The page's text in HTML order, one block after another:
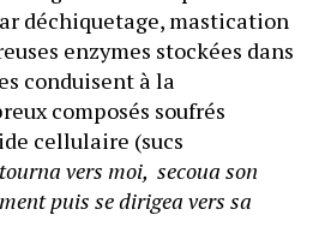
déchiquetage, mastication
enzymes stockées dans
conduisent à la
composés soufrés
cellulaire (sucs
vers moi,  secoua son
puis se dirigea vers sa